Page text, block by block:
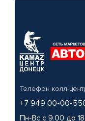
Телефон колл-
+7 949 00-00-
Пн-Вс с 9.00 до